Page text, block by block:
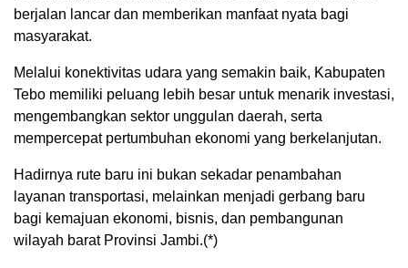
berjalan lancar dan memberikan manfaat nyata bagi
masyarakat.
Melalui konektivitas udara yang semakin baik, Kabupaten
Tebo memiliki peluang lebih besar untuk menarik investasi,
mengembangkan sektor unggulan daerah, serta
mempercepat pertumbuhan ekonomi yang berkelanjutan.
Hadirnya rute baru ini bukan sekadar penambahan
layanan transportasi, melainkan menjadi gerbang baru
bagi kemajuan ekonomi, bisnis, dan pembangunan
wilayah barat Provinsi Jambi.(*)